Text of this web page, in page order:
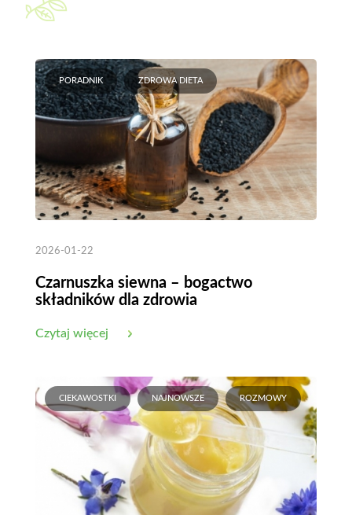
PORADNIK ZDROWA DIETA
2026-01-22
Czarnuszka siewna – bogactwo
składników dla zdrowia
Czytaj więcej
CIEKAWOSTKI NAJNOWSZE ROZMOWY